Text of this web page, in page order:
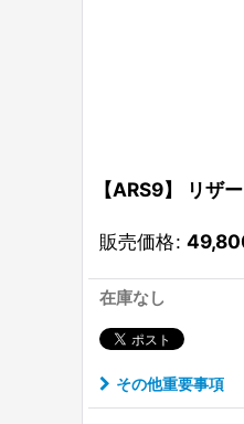
【ARS9】 リザ
販売価格:
在庫なし
その他重要事項